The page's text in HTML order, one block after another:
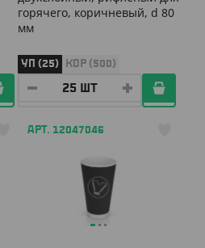
горячего, коричневый, d 80
мм
УП (25) КОР (500)
АРТ. 12047046